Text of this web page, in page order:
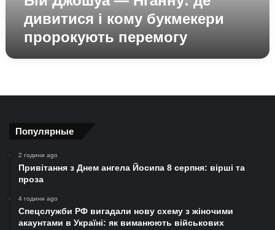
дивитися і кому букмекери
пророкують перемогу
Популярные
2 години ago
Привітання з Днем ангела Йосипа 8 серпня: вірші та
проза
4 години ago
Спецслужби РФ вигадали нову схему з жіночими
акаунтами в Україні: як виманюють військових